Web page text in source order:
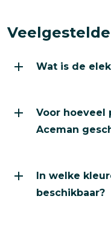
De elektrische
Wat is de
De MINI Aceman
Voor hoeveel
Aceman
De MINI Aceman is
In welke
beschikbaar?